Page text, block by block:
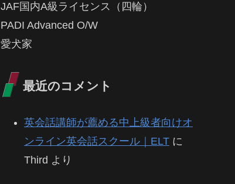
JAF国内A級ライセンス（四輪）
PADI Advanced O/W
愛犬家
最近のコメント
英会話講師が薦める中上級者向けオ
ンライン英会話スクール｜ELT に
Third より